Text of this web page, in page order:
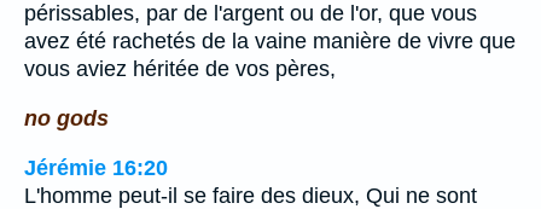
périssables, par de l'argent ou de l'or, que vous
avez été rachetés de la vaine manière de vivre que
vous aviez héritée de vos pères,
no gods
Jérémie 16:20
L'homme peut-il se faire des dieux, Qui ne sont